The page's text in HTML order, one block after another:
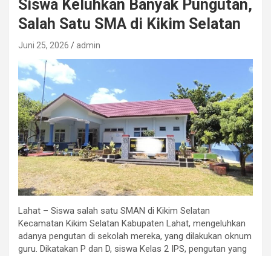
Siswa Keluhkan Banyak Pungutan,
Salah Satu SMA di Kikim Selatan
Juni 25, 2026 admin
Lahat – Siswa salah satu SMAN di Kikim Selatan
Kecamatan Kikim Selatan Kabupaten Lahat, mengeluhkan
adanya pengutan di sekolah mereka, yang dilakukan oknum
guru. Dikatakan P dan D, siswa Kelas 2 IPS, pengutan yang